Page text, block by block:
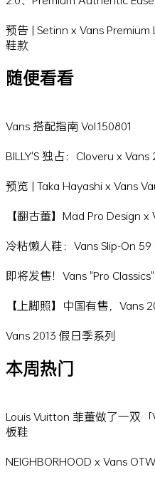
预告 | Setinn x Vans
鞋款
随便看看
Vans 搭配指南 Vol.150801
BILLY'S 独占：Cloveru x Vans
预览 | Taka Hayashi x Vans
【翻古董】Mad Pro Design
冷粘懒人鞋：Vans Slip-On
即将发售！Vans "Pro
【上脚照】中国有售，Vans
Vans 2013 假日季系列
本周热门
Louis Vuitton 菲董做了一双
板鞋
NEIGHBORHOOD x Vans